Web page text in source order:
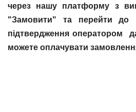
через нашу платформу з
"Замовити" та перейти до
підтвердження оператором
можете оплачувати